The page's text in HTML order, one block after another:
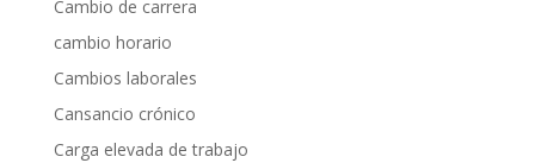
Cambio de carrera
cambio horario
Cambios laborales
Cansancio crónico
Carga elevada de trabajo